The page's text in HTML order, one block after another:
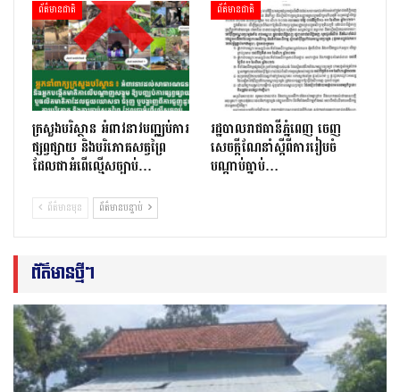
ព័ត៌មានជាតិ
ក្រសួងបរិស្ថាន អំពាវនាវបញ្ឈប់ការ
ផ្សព្វផ្សាយ និងបរិភោគសត្វព្រៃ
ដែលជាអំពើល្មើសច្បាប់…
ព័ត៌មានជាតិ
រដ្ឋបាលរាជធានីភ្នំពេញ ចេញ
សេចក្ដីណែនាំស្ដីពីការរៀបចំ
បណ្ដាប់ធ្នាប់…
ព័ត៌មានមុន ព័ត៌មានបន្ទាប់
ព័ត៌មានថ្មីៗ